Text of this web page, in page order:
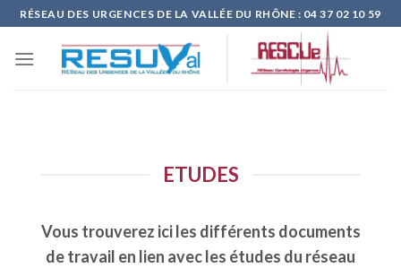
Skip
content
RÉSEAU DES URGENCES DE LA VALLÉE DU RHÔNE : 04 37 02 10 59
ETUDES
Vous trouverez ici les différents documents
de travail en lien avec les études du réseau